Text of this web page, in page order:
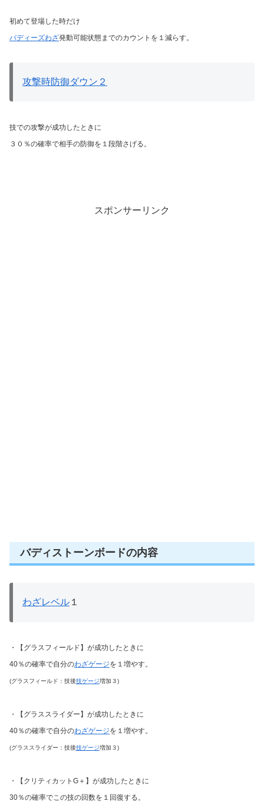
初めて登場した時だけ
バディーズわざ発動可能状態までのカウントを１減らす。
攻撃時防御ダウン２
技での攻撃が成功したときに
３０％の確率で相手の防御を１段階さげる。
スポンサーリンク
バディストーンボードの内容
わざレベル １
・【グラスフィールド】が成功したときに
40％の確率で自分のわざゲージを１増やす。
(グラスフィールド：技後技ゲージ増加３)
・【グラススライダー】が成功したときに
40％の確率で自分のわざゲージを１増やす。
(グラススライダー：技後技ゲージ増加３)
・【クリティカットG＋】が成功したときに
30％の確率でこの技の回数を１回復する。